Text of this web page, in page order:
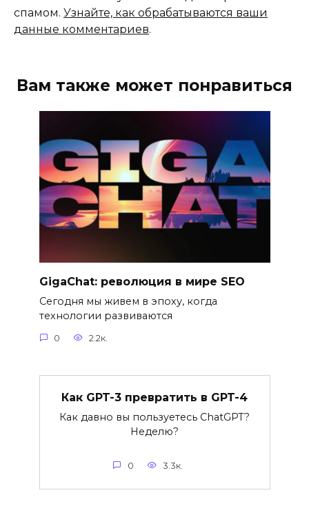
спамом. Узнайте, как обрабатываются ваши
данные комментариев.
Вам также может понравиться
GigaChat: революция в мире SEO
Сегодня мы живем в эпоху, когда
технологии развиваются
0 2.2к.
Как GPT-3 превратить в GPT-4
Как давно вы пользуетесь ChatGPT?
Неделю?
0 3.3к.